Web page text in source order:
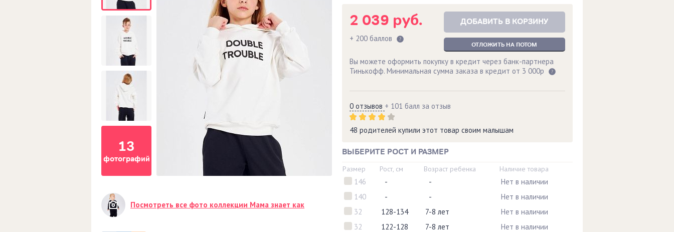
13
фотографий
Посмотреть все фото коллекции Мама знает как
2 039 руб.
+ 200 баллов
ДОБАВИТЬ В КОРЗИНУ
ОТЛОЖИТЬ НА ПОТОМ
Вы можете оформить покупку в кредит через банк-партнера
Тинькофф. Минимальная сумма заказа в кредит от 3 000р
0 отзывов + 101 балл за отзыв
48 родителей купили этот товар своим малышам
ВЫБЕРИТЕ РОСТ И РАЗМЕР
Размер Рост, см Возраст ребенка Наличие товара
146 - -
Нет в наличии
140
- -
Нет в наличии
32
128-134 7-8 лет
Нет в наличии
32
122-128 7-8 лет Нет в наличии